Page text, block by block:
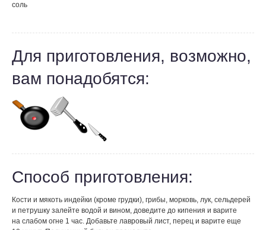
соль
Для приготовления, возможно,
вам понадобятся:
Способ приготовления:
Кости и мякоть индейки (кроме грудки), грибы, морковь, лук, сельдерей
и петрушку залейте водой и вином, доведите до кипения и варите
на слабом огне 1 час. Добавьте лавровый лист, перец и варите еще